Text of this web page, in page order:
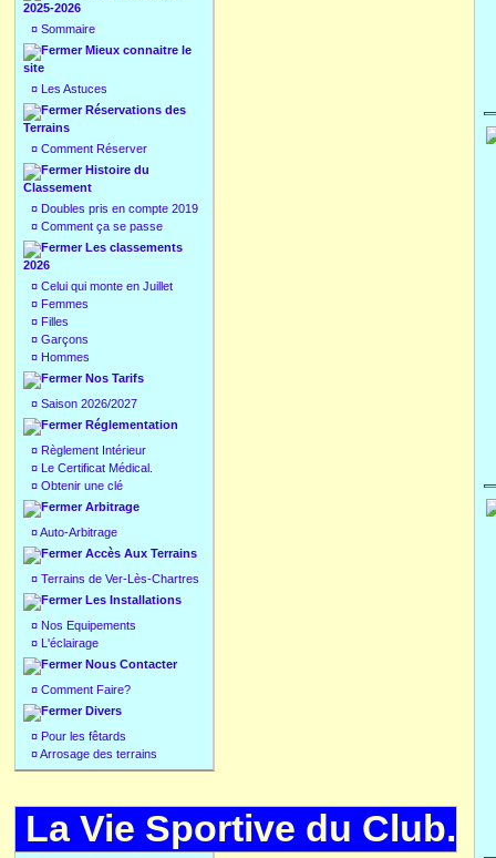
2025-2026
¤ Sommaire
Mieux connaitre le
site
¤ Les Astuces
Réservations des
Terrains
¤ Comment Réserver
Histoire du
Classement
¤ Doubles pris en compte 2019
¤ Comment ça se passe
Les classements
2026
¤ Celui qui monte en Juillet
¤ Femmes
¤ Filles
¤ Garçons
¤ Hommes
Nos Tarifs
¤ Saison 2026/2027
Réglementation
¤ Règlement Intérieur
¤ Le Certificat Médical.
¤ Obtenir une clé
Arbitrage
¤Auto-Arbitrage
Accès Aux Terrains
¤ Terrains de Ver-Lès-Chartres
Les Installations
¤ Nos Equipements
¤ L'éclairage
Nous Contacter
¤ Comment Faire?
Divers
¤ Pour les fêtards
¤Arrosage des terrains
La Vie Sportive du Club.